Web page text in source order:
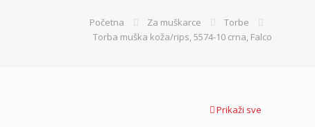
Početna Za muškarce
Torbe
Torba muška koža/rips, 5574-10 crna, Falco
Prikaži sve